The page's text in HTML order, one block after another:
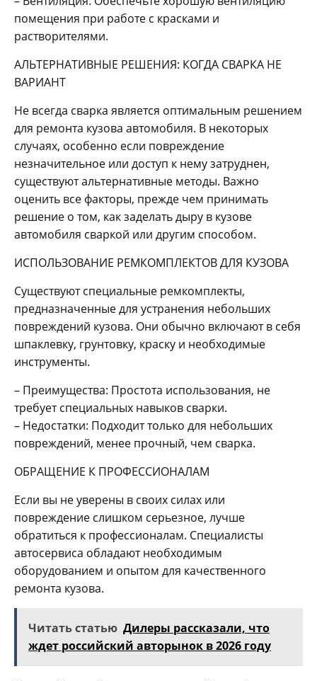
помещения при работе с красками и
растворителями.
АЛЬТЕРНАТИВНЫЕ РЕШЕНИЯ: КОГДА СВАРКА НЕ
ВАРИАНТ
Не всегда сварка является оптимальным решением
для ремонта кузова автомобиля. В некоторых
случаях, особенно если повреждение
незначительное или доступ к нему затруднен,
существуют альтернативные методы. Важно
оценить все факторы, прежде чем принимать
решение о том, как заделать дыру в кузове
автомобиля сваркой или другим способом.
ИСПОЛЬЗОВАНИЕ РЕМКОМПЛЕКТОВ ДЛЯ КУЗОВА
Существуют специальные ремкомплекты,
предназначенные для устранения небольших
повреждений кузова. Они обычно включают в себя
шпаклевку, грунтовку, краску и необходимые
инструменты.
– Преимущества: Простота использования, не
требует специальных навыков сварки.
– Недостатки: Подходит только для небольших
повреждений, менее прочный, чем сварка.
ОБРАЩЕНИЕ К ПРОФЕССИОНАЛАМ
Если вы не уверены в своих силах или
повреждение слишком серьезное, лучше
обратиться к профессионалам. Специалисты
автосервиса обладают необходимым
оборудованием и опытом для качественного
ремонта кузова.
Читать статью Дилеры рассказали, что
ждет российский авторынок в 2026 году